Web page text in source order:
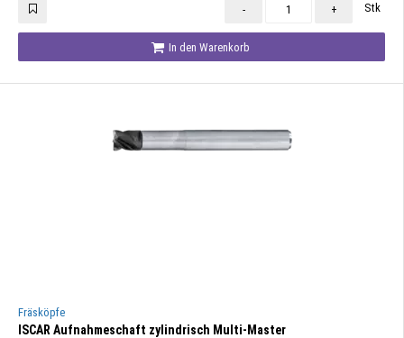
- + Stk
In den Warenkorb
Fräsköpfe
ISCAR Aufnahmeschaft zylindrisch Multi-Master